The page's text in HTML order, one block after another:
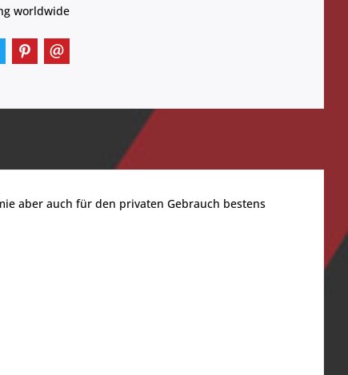
worldwide
aber auch für den privaten Gebrauch bestens